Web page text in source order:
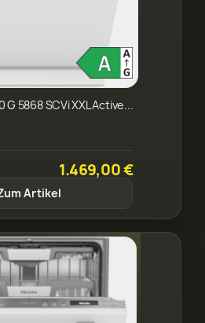
G 5868 SCVi XXL Active...
1.469,00 €
Artikel